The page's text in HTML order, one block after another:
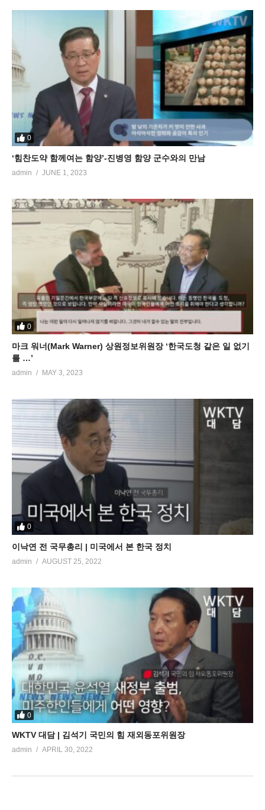
0
‘힘찬도약 함께여는 함양’-진병영 함양 군수와의 만남
admin JUNE 1, 2023
0
마크 워너(Mark Warner) 상원정보위원장 ‘한국도청 같은 일 없기
를 …’
admin MAY 3, 2023
0
이낙연 전 국무총리 | 미국에서 본 한국 정치
admin AUGUST 25, 2022
0
WKTV 대담 | 김석기 국민의 힘 재외동포위원장
admin APRIL 30, 2022